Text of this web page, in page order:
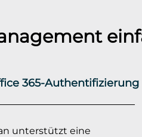
365-Authentifizierung
unterstützt eine